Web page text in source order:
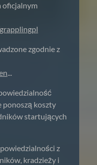
oficjalnym
zgodnie z
...
ponoszą koszty
startujących
z
kradzieży i